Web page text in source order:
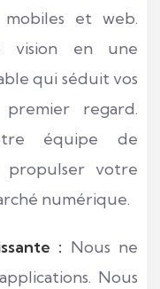
mobiles et web.
vision en une
qui séduit vos
regard.
équipe de
propulser votre
numérique.
: Nous ne
Nous